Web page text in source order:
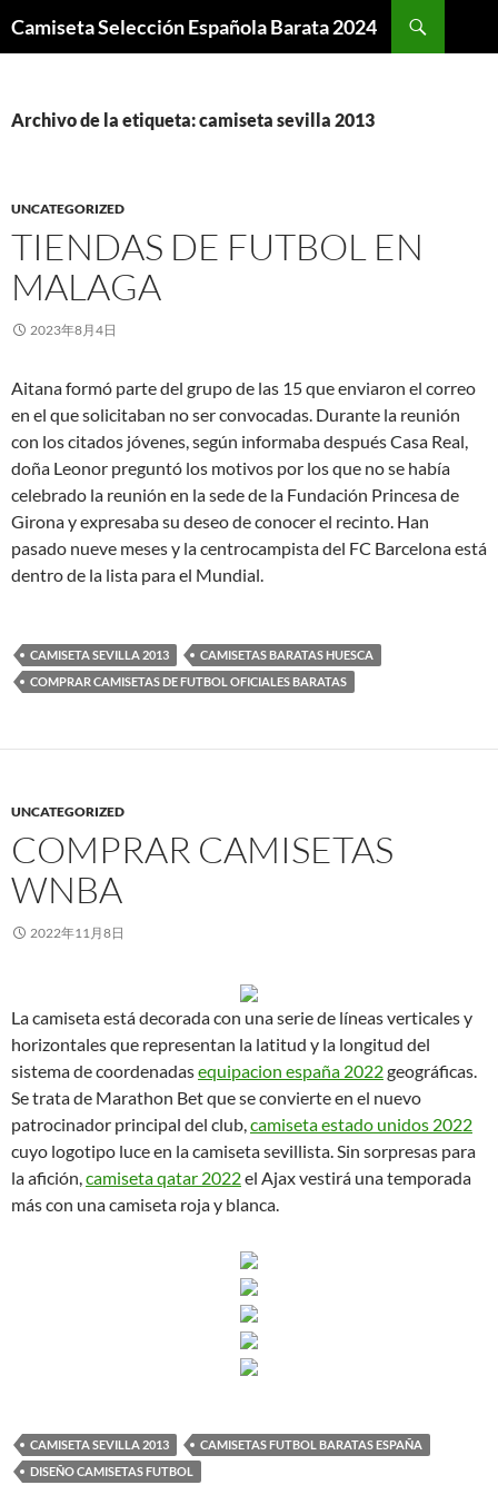
Camiseta Selección Española Barata 2024
Archivo de la etiqueta: camiseta sevilla 2013
UNCATEGORIZED
TIENDAS DE FUTBOL EN
MALAGA
2023年8月4日
Aitana formó parte del grupo de las 15 que enviaron el correo
en el que solicitaban no ser convocadas. Durante la reunión
con los citados jóvenes, según informaba después Casa Real,
doña Leonor preguntó los motivos por los que no se había
celebrado la reunión en la sede de la Fundación Princesa de
Girona y expresaba su deseo de conocer el recinto. Han
pasado nueve meses y la centrocampista del FC Barcelona está
dentro de la lista para el Mundial.
CAMISETA SEVILLA 2013
CAMISETAS BARATAS HUESCA
COMPRAR CAMISETAS DE FUTBOL OFICIALES BARATAS
UNCATEGORIZED
COMPRAR CAMISETAS
WNBA
2022年11月8日
La camiseta está decorada con una serie de líneas verticales y
horizontales que representan la latitud y la longitud del
sistema de coordenadasequipacion españa 2022geográficas.
Se trata de Marathon Bet que se convierte en el nuevo
patrocinador principal del club,camiseta estado unidos 2022
cuyo logotipo luce en la camiseta sevillista. Sin sorpresas para
la afición,camiseta qatar 2022el Ajax vestirá una temporada
más con una camiseta roja y blanca.
CAMISETA SEVILLA 2013
CAMISETAS FUTBOL BARATAS ESPAÑA
DISEÑO CAMISETAS FUTBOL